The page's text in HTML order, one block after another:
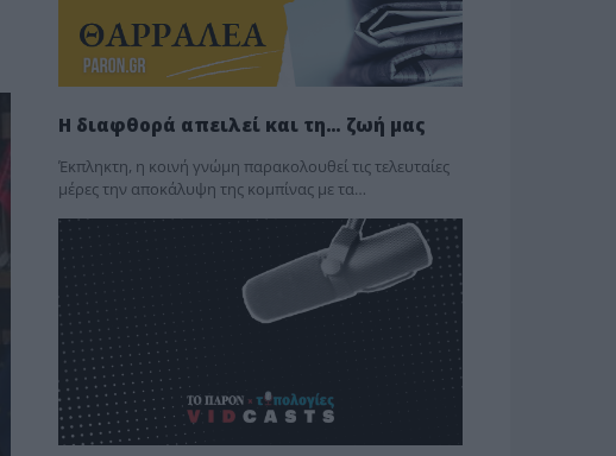
Η διαφθορά απειλεί και τη… ζωή μας
Έκπληκτη, η κοινή γνώμη παρακολουθεί τις τελευταίες
μέρες την αποκάλυψη της κο­μπίνας με τα…